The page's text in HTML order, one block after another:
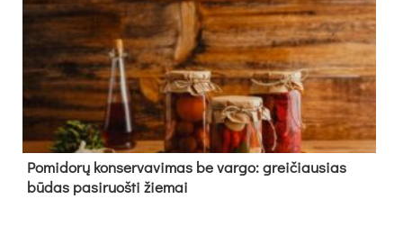
Pomidorų konservavimas be vargo: greičiausias
būdas pasiruošti žiemai